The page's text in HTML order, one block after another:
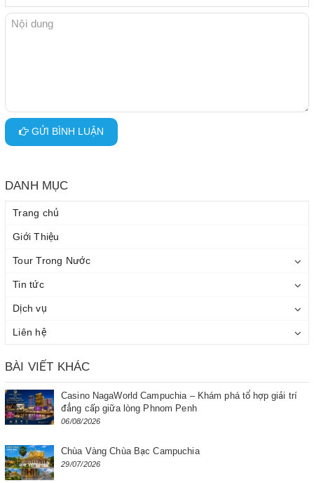
GỬI BÌNH LUẬN
DANH MỤC
Trang chủ
Giới Thiệu
Tour Trong Nước
Tin tức
Dịch vụ
Liên hệ
BÀI VIẾT KHÁC
Casino NagaWorld Campuchia – Khám phá tổ hợp giải trí
đẳng cấp giữa lòng Phnom Penh
06/08/2026
Chùa Vàng Chùa Bạc Campuchia
29/07/2026